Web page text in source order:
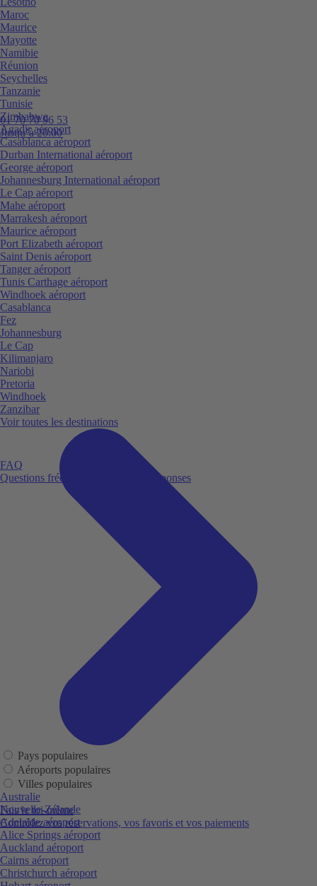
01 70 70 96 53
Jusqu’à 20:00
FAQ
Questions fréquemment posées et réponses
Fais le toi-même
Contrôlez vos réservations, vos favoris et vos paiements
Maroc
Maurice
Mayotte
Namibie
Réunion
Seychelles
Tanzanie
Tunisie
Zimbabwe
Agadir aéroport
Casablanca aéroport
Durban International aéroport
George aéroport
Johannesburg International aéroport
Le Cap aéroport
Mahe aéroport
Marrakesh aéroport
Maurice aéroport
Port Elizabeth aéroport
Saint Denis aéroport
Tanger aéroport
Tunis Carthage aéroport
Windhoek aéroport
Casablanca
Fez
Johannesburg
Le Cap
Kilimanjaro
Nariobi
Pretoria
Windhoek
Zanzibar
Voir toutes les destinations
Pays populaires
Aéroports populaires
Villes populaires
Australie
Nouvelle-Zélande
Adelaide aéroport
Alice Springs aéroport
Auckland aéroport
Cairns aéroport
Christchurch aéroport